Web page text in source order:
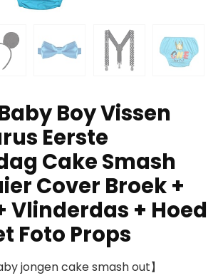
Boy Vissen
Eerste
Cake Smash
Cover Broek +
Vlinderdas + Hoed
Foto Props
jongen cake smash out】